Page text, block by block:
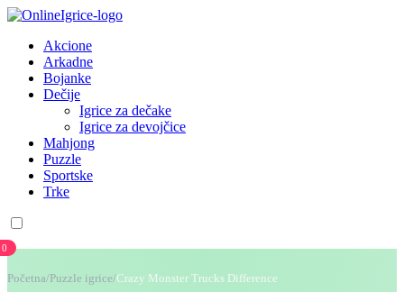
Akcione
Arkadne
Bojanke
Dečije
Igrice za dečake
Igrice za devojčice
Mahjong
Puzzle
Sportske
Trke
0
Početna/ Puzzle igrice/Crazy Monster Trucks Difference